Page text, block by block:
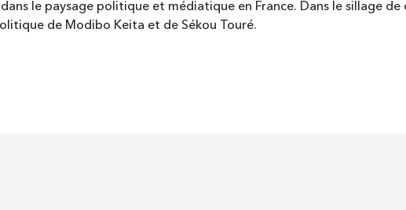
le paysage politique et médiatique en France. Dans le sillage de
de Modibo Keita et de Sékou Touré.